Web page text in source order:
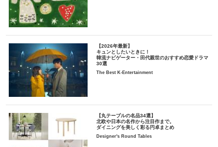
【2026年最新】
キュンとしたいときに！
韓流ナビゲーター・田代親世のおすすめ恋愛ドラマ
30選
The Best K-Entertainment
【丸テーブルの名品34選】
北欧や日本の名作から注目作まで。
ダイニングを美しく彩る円卓まとめ
Designer's Round Tables